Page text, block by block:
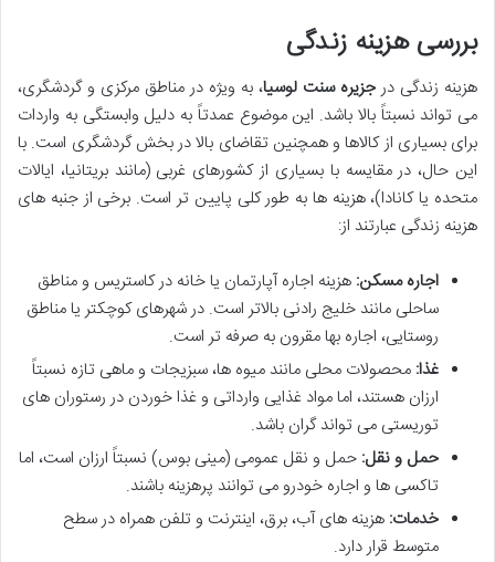
بررسی هزینه زندگی
هزینه زندگی درجزیره سنت لوسیا، به ویژه در مناطق مرکزی و گردشگری،
می تواند نسبتاً بالا باشد. این موضوع عمدتاً به دلیل وابستگی به واردات
برای بسیاری از کالاها و همچنین تقاضای بالا در بخش گردشگری است. با
این حال، در مقایسه با بسیاری از کشورهای غربی (مانند بریتانیا، ایالات
متحده یا کانادا)، هزینه ها به طور کلی پایین تر است. برخی از جنبه های
هزینه زندگی عبارتند از:
اجاره مسکن: هزینه اجاره آپارتمان یا خانه در کاستریس و مناطق
ساحلی مانند خلیج رادنی بالاتر است. در شهرهای کوچکتر یا مناطق
روستایی، اجاره بها مقرون به صرفه تر است.
غذا: محصولات محلی مانند میوه ها، سبزیجات و ماهی تازه نسبتاً
ارزان هستند، اما مواد غذایی وارداتی و غذا خوردن در رستوران های
توریستی می تواند گران باشد.
حمل و نقل: حمل و نقل عمومی (مینی بوس) نسبتاً ارزان است، اما
تاکسی ها و اجاره خودرو می توانند پرهزینه باشند.
خدمات: هزینه های آب، برق، اینترنت و تلفن همراه در سطح
متوسط قرار دارد.